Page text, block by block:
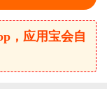
，应用宝会自